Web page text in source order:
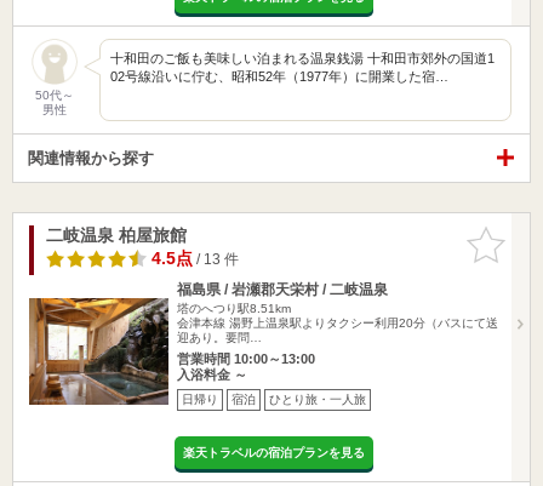
50代～
男性
十和田のご飯も美味しい泊まれる温泉銭湯 十和田市郊外の国道1
02号線沿いに佇む、昭和52年（1977年）に開業した宿…
関連情報から探す
お気に入
りに追加
二岐温泉 柏屋旅館
4.5点/ 13 件
福島県 / 岩瀬郡天栄村 / 二岐温泉
塔のへつり駅8.51km
会津本線 湯野上温泉駅よりタクシー利用20分（バスにて送
迎あり。要問…
営業時間 10:00～13:00
入浴料金 ～
日帰り 宿泊 ひとり旅・一人旅
楽天トラベルの宿泊プランを見る